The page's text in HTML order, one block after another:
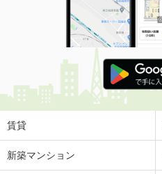
賃貸
新築マンション